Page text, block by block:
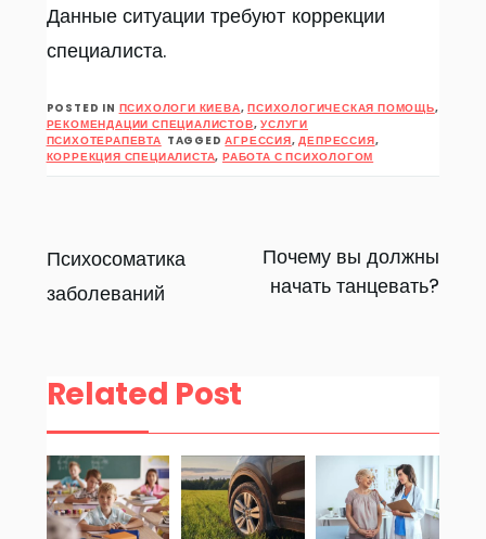
Данные ситуации требуют коррекции
специалиста.
POSTED IN ПСИХОЛОГИ КИЕВА,ПСИХОЛОГИЧЕСКАЯ ПОМОЩЬ,
РЕКОМЕНДАЦИИ СПЕЦИАЛИСТОВ,УСЛУГИ
ПСИХОТЕРАПЕВТА TAGGEDАГРЕССИЯ,ДЕПРЕССИЯ,
КОРРЕКЦИЯ СПЕЦИАЛИСТА, РАБОТА С ПСИХОЛОГОМ
Навигация
по
Психосоматика
заболеваний
Почему вы должны
начать танцевать?
Related Post